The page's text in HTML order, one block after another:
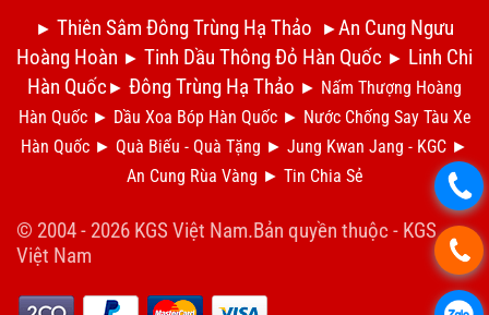
.
.
► Thiên Sâm Đông Trùng Hạ Thảo ►An Cung Ngưu
Hoàng Hoàn ► Tinh Dầu Thông Đỏ Hàn Quốc ► Linh Chi
Hàn Quốc ► Đông Trùng Hạ Thảo ► Nấm Thượng Hoàng
Hàn Quốc ► Dầu Xoa Bóp Hàn Quốc ► Nước Chống Say Tàu Xe
Hàn Quốc ► Quà Biếu - Quà Tặng ► Jung Kwan Jang - KGC ►
An Cung Rùa Vàng ► Tin Chia Sẻ
© 2004 - 2026 KGS Việt Nam.Bản quyền thuộc - KGS
Việt Nam